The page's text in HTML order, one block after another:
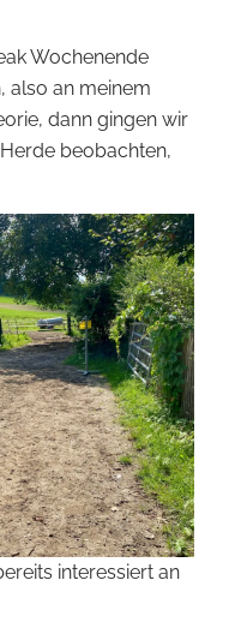
Wochenende
also an meinem
dann gingen wir
beobachten,
interessiert an